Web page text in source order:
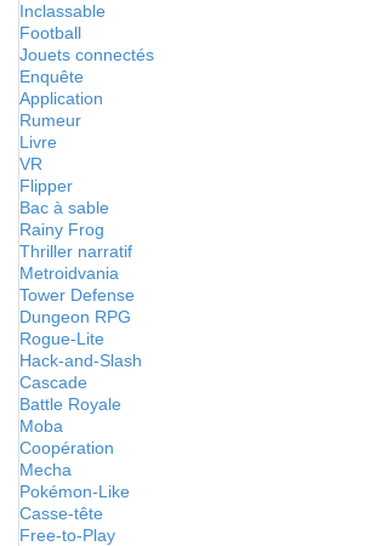
Inclassable
Football
Jouets connectés
Enquête
Application
Rumeur
Livre
VR
Flipper
Bac à sable
Rainy Frog
Thriller narratif
Metroidvania
Tower Defense
Dungeon RPG
Rogue-Lite
Hack-and-Slash
Cascade
Battle Royale
Moba
Coopération
Mecha
Pokémon-Like
Casse-tête
Free-to-Play